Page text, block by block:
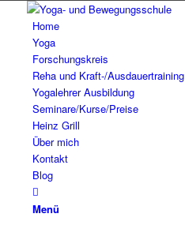
Home
Yoga
Forschungskreis
Reha und Kraft-/Ausdauertraining
Yogalehrer Ausbildung
Seminare/Kurse/Preise
Heinz Grill
Über mich
Kontakt
Blog
Menü